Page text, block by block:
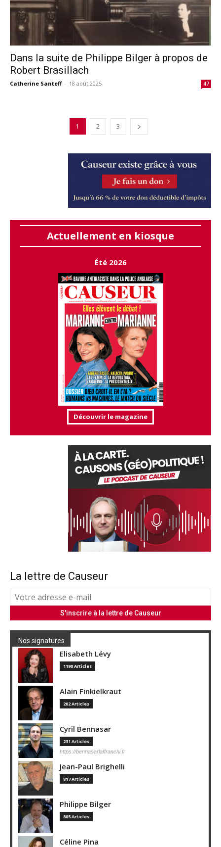
Dans la suite de Philippe Bilger à propos de
Robert Brasillach
Catherine Santeff - 18 août 2025 47
1 2 3
Actuellement en kiosque
Été 2026
Découvrir le magazine
La lettre de Causeur
Nos signatures
Elisabeth Lévy
1190 Articles
Alain Finkielkraut
202 Articles
Cyril Bennasar
231 Articles
https://bennasarlaffranchi.fr
Jean-Paul Brighelli
817 Articles
Philippe Bilger
805 Articles
Céline Pina